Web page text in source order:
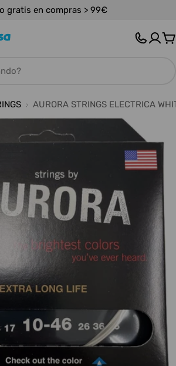
gratis en compras > 99€
AURORA STRINGS ELECTRICA